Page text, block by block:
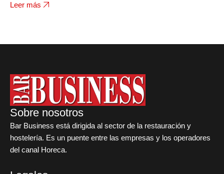
Leer más
Sobre nosotros
Bar Business está dirigida al sector de la restauración y
hostelería. Es un puente entre las empresas y los operadores
del canal Horeca.